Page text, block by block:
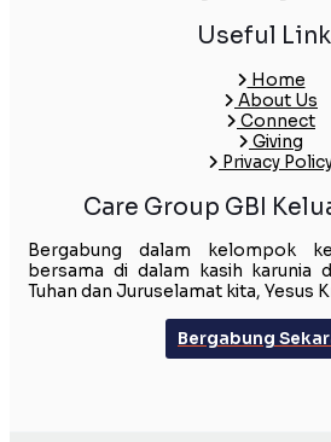
Useful
Home
About Us
Connect
Giving
Privacy
Care Group GBI
Bergabung dalam kelompok
bersama di dalam kasih karunia
Tuhan dan Juruselamat kita, Yesus
Bergabung